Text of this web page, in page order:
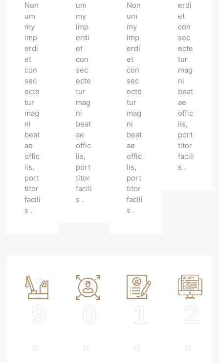
Non
um
my
imp
erdi
et
con
sec
ecte
tur
mag
ni
beat
ae
offic
iis,
port
titor
facili
s .
um
my
imp
erdi
et
con
sec
ecte
tur
mag
ni
beat
ae
offic
iis,
port
titor
facili
s .
Non
um
my
imp
erdi
et
con
sec
ecte
tur
mag
ni
beat
ae
offic
iis,
port
titor
facili
s .
erdi
et
con
sec
ecte
tur
mag
ni
beat
ae
offic
iis,
port
titor
facili
s .
0
9
1
0
1
1
1
2